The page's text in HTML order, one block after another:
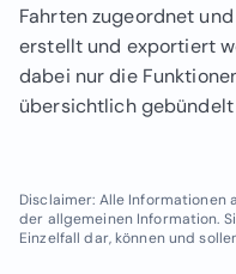
Fahrten zugeordnet
erstellt und exportiert
dabei nur die
übersichtlich
Disclaimer: Alle Informationen
der allgemeinen Information.
Einzelfall dar, können und